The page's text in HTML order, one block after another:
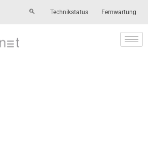
Technikstatus Fernwartung